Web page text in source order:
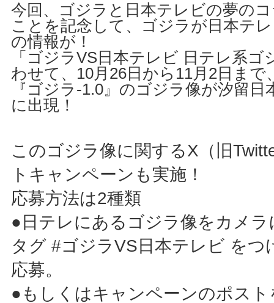
今回、ゴジラと日本テレビの夢の
ことを記念して、ゴジラが日本テ
の情報が！
「ゴジラVS日本テレビ 日テレ系ゴ
わせて、10月26日から11月2日まで
『ゴジラ-1.0』のゴジラ像が汐留
に出現！
このゴジラ像に関するX（旧
トキャンペーンも実施！
応募方法は2種類
●日テレにあるゴジラ像をカメ
タグ #ゴジラVS日本テレビ をつ
応募。
●もしくはキャンペーンのポス